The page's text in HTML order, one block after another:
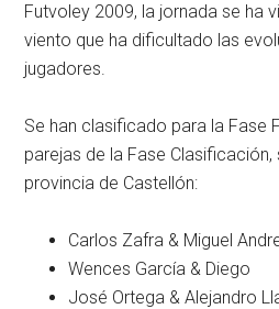
Futvoley 2009, la jornada se ha
viento que ha dificultado las
jugadores.
Se han clasificado para la Fase
parejas de la Fase
provincia de Castellón:
Carlos Zafra & Miguel
Wences García & Diego
José Ortega & Alejandro